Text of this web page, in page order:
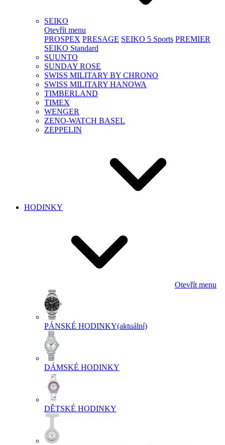
SEIKO
Otevřít menu
PROSPEX PRESAGE SEIKO 5 Sports PREMIER
SEIKO Standard
SUUNTO
SUNDAY ROSE
SWISS MILITARY BY CHRONO
SWISS MILITARY HANOWA
TIMBERLAND
TIMEX
WENGER
ZENO-WATCH BASEL
ZEPPELIN
HODINKY
Otevřít menu
PÁNSKÉ HODINKY(aktuální)
DÁMSKÉ HODINKY
DĚTSKÉ HODINKY